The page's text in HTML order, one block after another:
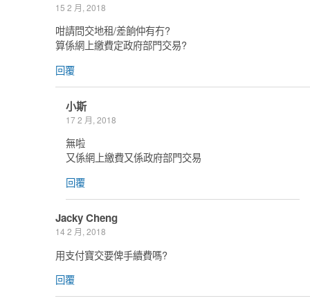
15 2 月, 2018
咁請問交地租/差餉仲有冇?
算係網上繳費定政府部門交易?
回覆
小斯
17 2 月, 2018
無啦
又係網上繳費又係政府部門交易
回覆
Jacky Cheng
14 2 月, 2018
用支付寶交要俾手續費嗎?
回覆